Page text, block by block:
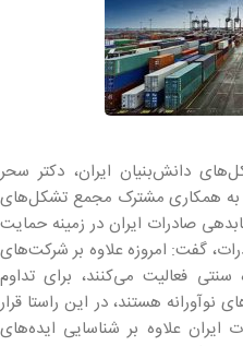
دانش‌بنیان ایران، دکتر سحر
به همکاری مشترک مجمع تشکل‌های
صادرات ایران در زمینه حمایت
گفت: امروزه علاوه بر شرکت‌های
فعالیت می‌کنند، برای تداوم
نوآورانه هستند، در این راستا قرار
علاوه بر شناسایی ایده‌های